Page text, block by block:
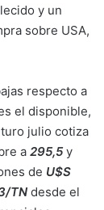
y un
sobre USA,
respecto a
el disponible,
julio cotiza
a 295,5y
de U$S
TN desde el